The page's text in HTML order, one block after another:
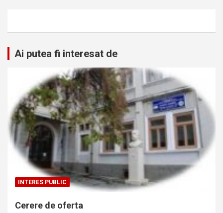
Ai putea fi interesat de
INTERES PUBLIC
Cerere de oferta